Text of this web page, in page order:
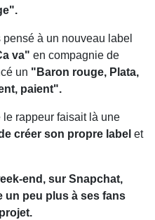
à un nouveau label
va" en compagnie de
un "Baron rouge, Plata,
paient".
rappeur faisait là une
créer son propre label et
end, sur Snapchat,
un peu plus à ses fans